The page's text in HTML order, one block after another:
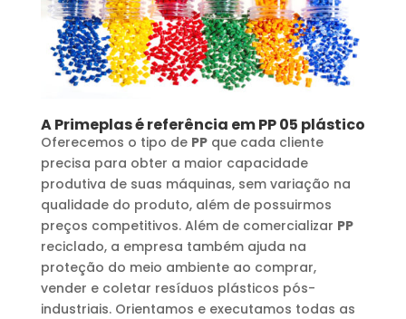
A Primeplas é referência emPP05 plástico
Oferecemos o tipo de PPque cada cliente
precisa para obter a maior capacidade
produtiva de suas máquinas, sem variação na
qualidade do produto, além de possuirmos
preços competitivos. Além de comercializar PP
reciclado, a empresa também ajuda na
proteção do meio ambiente ao comprar,
vender e coletar resíduos plásticos pós-
industriais. Orientamos e executamos todas as